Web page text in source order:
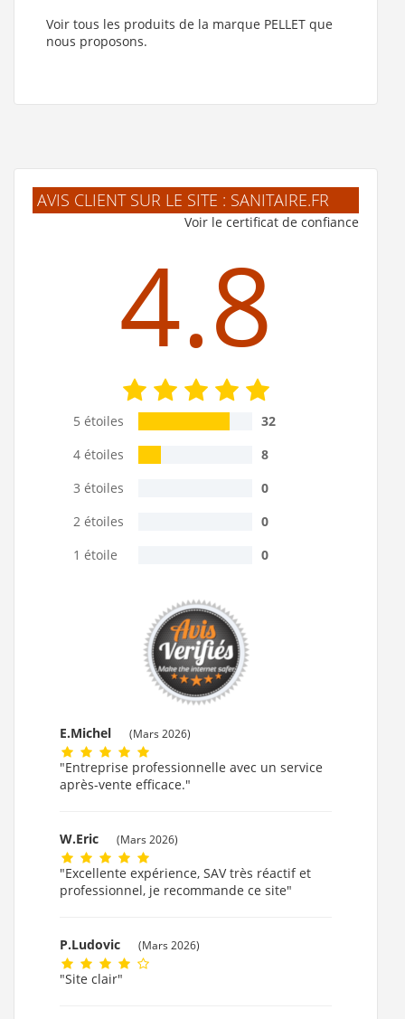
Voir tous les produits de la marque PELLET que
nous proposons.
AVIS CLIENT SUR LE SITE : SANITAIRE.FR
Voir le certificat de confiance
4.8
5 étoiles
32
4 étoiles
8
3 étoiles
0
2 étoiles
0
1 étoile
0
E.Michel (Mars 2026)
"Entreprise professionnelle avec un service
après-vente efficace."
W.Eric (Mars 2026)
"Excellente expérience, SAV très réactif et
professionnel, je recommande ce site"
P.Ludovic (Mars 2026)
"Site clair"